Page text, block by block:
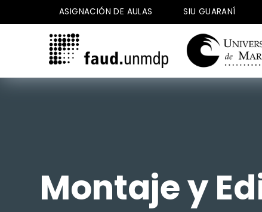
al
ASIGNACIÓN DE AULAS SIU GUARANÍ
Montaje y